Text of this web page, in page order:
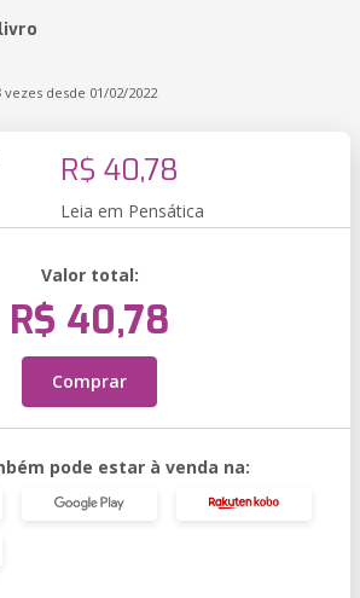
vezes desde 01/02/2022
R$ 40,78
Leia em Pensática
Valor total:
R$ 40,78
Comprar
pode estar à venda na: